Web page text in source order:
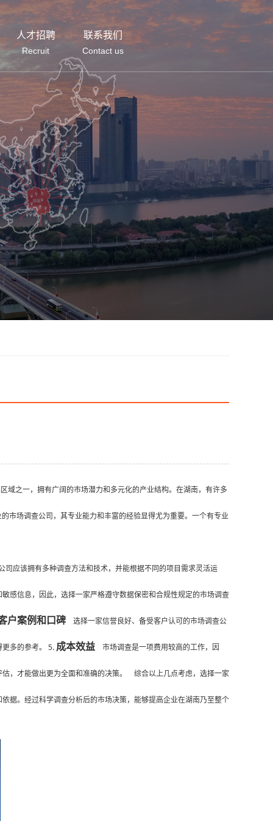
人才招聘
Recruit
联系我们
Contact us
域之一，拥有广阔的市场潜力和多元化的产业结构。在湖南，有许多
市场调查公司，其专业能力和丰富的经验显得尤为重要。一个有专业
应该拥有多种调查方法和技术，并能根据不同的项目需求灵活运
感信息，因此，选择一家严格遵守数据保密和合规性规定的市场调查
户案例和口碑 选择一家信誉良好、备受客户认可的市场调查公
多的参考。 5. 成本效益 市场调查是一项费用较高的工作，因
，才能做出更为全面和准确的决策。 综合以上几点考虑，选择一家
据。经过科学调查分析后的市场决策，能够提高企业在湖南乃至整个